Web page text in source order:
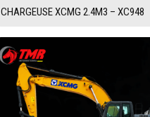
CHARGEUSE XCMG 2.4M3 – XC948